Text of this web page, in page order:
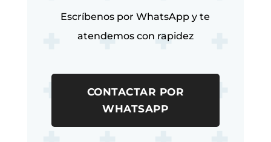
Escríbenos por WhatsApp y te
atendemos con rapidez
CONTACTAR POR
WHATSAPP